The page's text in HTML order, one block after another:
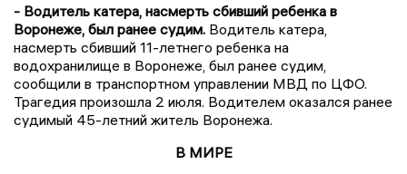
- Водитель катера, насмерть сбивший ребенка в
Воронеже, был ранее судим. Водитель катера,
насмерть сбивший 11-летнего ребенка на
водохранилище в Воронеже, был ранее судим,
сообщили в транспортном управлении МВД по ЦФО.
Трагедия произошла 2 июля. Водителем оказался ранее
судимый 45-летний житель Воронежа.
В МИРЕ